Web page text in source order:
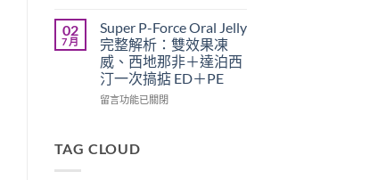
排
與
療
效
評
整
解
析：
併
用
險
解
析：
雙
效
合
一
同
時
利
士
20mg
太
強、
半
不
02
7 月
Super P-Force Oral Jelly
完整解析：雙效果凍
威、西地那非＋達泊西
汀一次搞掂 ED＋PE
在
Force
留言功能已關閉
TAG CLOUD